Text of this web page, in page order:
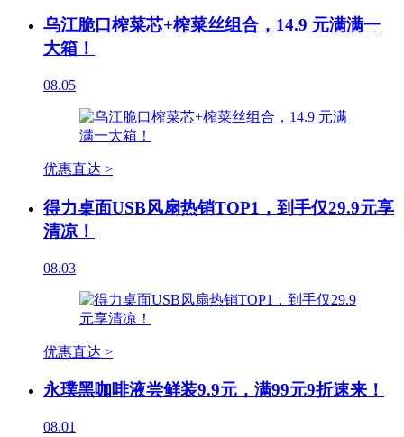
乌江脆口榨菜芯+榨菜丝组合，14.9 元满满一
大箱！
08.05
优惠直达 >
得力桌面USB风扇热销TOP1，到手仅29.9元享
清凉！
08.03
优惠直达 >
永璞黑咖啡液尝鲜装9.9元，满99元9折速来！
08.01